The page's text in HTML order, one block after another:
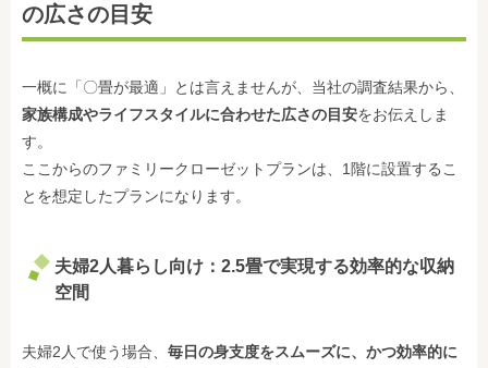
の広さの目安
一概に「〇畳が最適」とは言えませんが、当社の調査結果から、
家族構成やライフスタイルに合わせた広さの目安をお伝えしま
す。
ここからのファミリークローゼットプランは、1階に設置するこ
とを想定したプランになります。
夫婦2人暮らし向け： 2.5畳で実現する効率的な収納
空間
夫婦2人で使う場合、 毎日の身支度をスムーズに、かつ効率的に